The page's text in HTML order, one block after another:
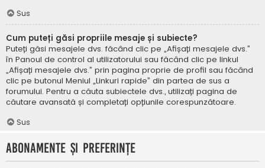
Sus
Cum puteți găsi propriile mesaje și subiecte?
Puteți găsi mesajele dvs. făcând clic pe „Afișați mesajele dvs.”
în Panoul de control al utilizatorului sau făcând clic pe linkul
„Afișați mesajele dvs.” prin pagina proprie de profil sau făcând
clic pe butonul Meniul „Linkuri rapide” din partea de sus a
forumului. Pentru a căuta subiectele dvs., utilizați pagina de
căutare avansată și completați opțiunile corespunzătoare.
Sus
Abonamente și Preferințe